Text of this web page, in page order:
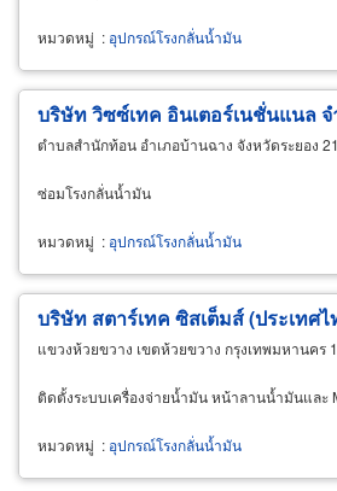
หมวดหมู่ : อุปกรณ์โรงกลั่นน้ำมัน
บริษัท วิซซ์เทค อินเตอร์เนชั่นแนล
ตำบลสำนักท้อน อำเภอบ้านฉาง จังหวัดระยอง
ซ่อมโรงกลั่นน้ำมัน
หมวดหมู่ : อุปกรณ์โรงกลั่นน้ำมัน
บริษัท สตาร์เทค ซิสเต็มส์ (ประเทศ
แขวงห้วยขวาง เขตห้วยขวาง กรุงเทพมหานคร
ติดตั้งระบบเครื่องจ่ายน้ำมัน หน้าลานน้ำมันและ
หมวดหมู่ : อุปกรณ์โรงกลั่นน้ำมัน